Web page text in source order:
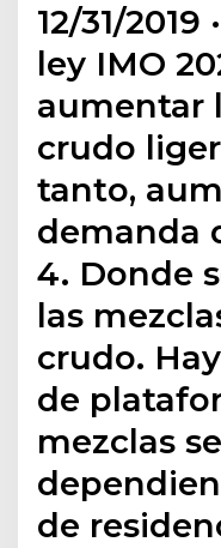
12/31/
ley IMO
aumentar
crudo
tanto,
demanda
4. Donde
las
crudo.
de
mezclas
de